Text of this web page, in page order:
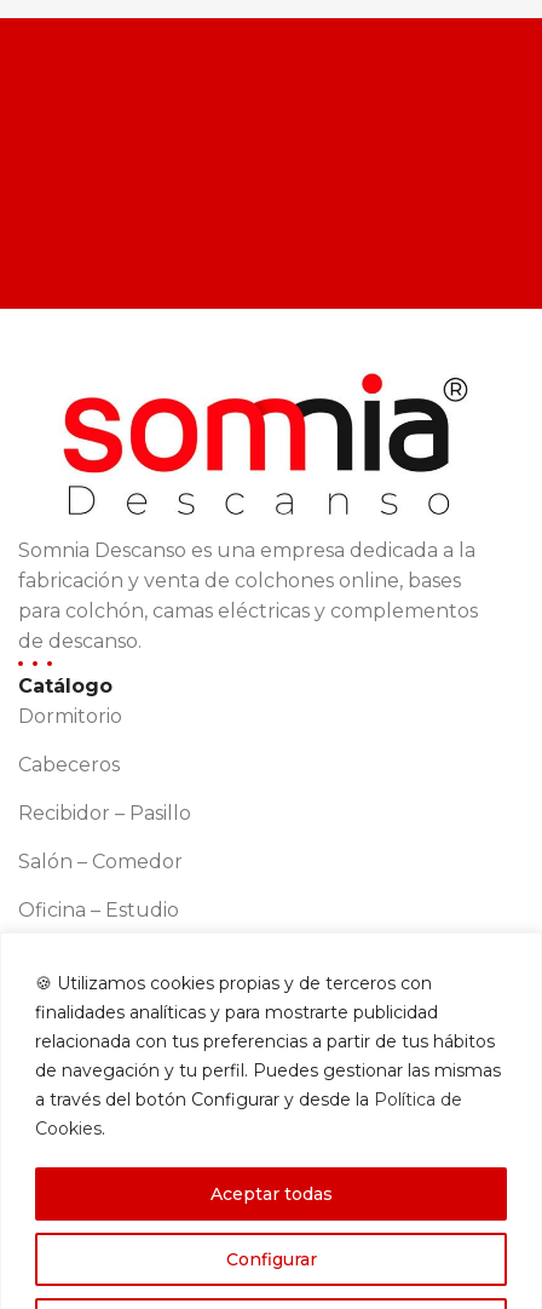
🍪 Utilizamos cookies propias y de terceros con
finalidades analíticas y para mostrarte publicidad
relacionada con tus preferencias a partir de tus hábitos
de navegación y tu perfil. Puedes gestionar las mismas
a través del botón Configurar y desde la Política de
Cookies.
Configurar
Aceptar todas
Somnia Descanso es una empresa dedicada a la
fabricación y venta de colchones online, bases
para colchón, camas eléctricas y complementos
de descanso.
Catálogo
Dormitorio
Cabeceros
Recibidor – Pasillo
Salón – Comedor
Oficina – Estudio
Información
Aviso legal
Política de cookies
Política de privacidad
Términos y condiciones
Contacto